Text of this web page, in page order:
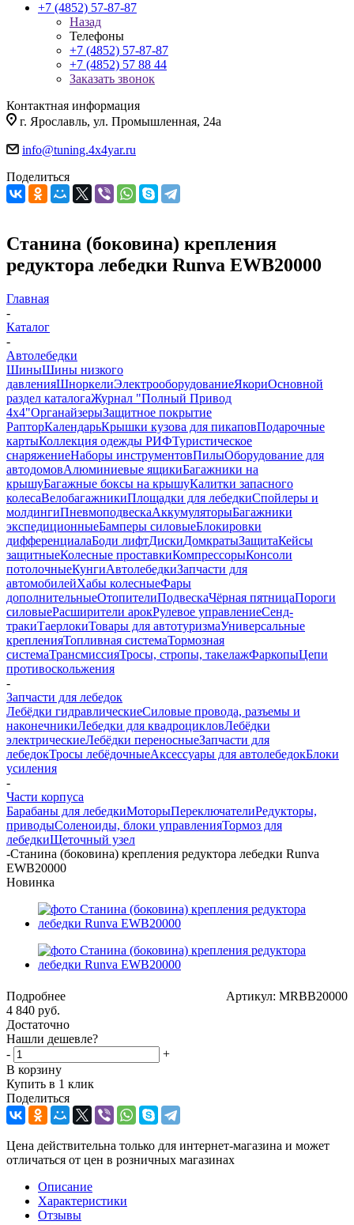
+7 (4852) 57-87-87
Назад
Телефоны
+7 (4852) 57-87-87
+7 (4852) 57 88 44
Заказать звонок
Контактная информация
г. Ярославль, ул. Промышленная, 24а
info@tuning.4x4yar.ru
Поделиться
Станина (боковина) крепления
редуктора лебедки Runva EWB20000
Главная
-
Каталог
-
Автолебедки
ШиныШины низкого
давленияШноркелиЭлектрооборудованиеЯкориОсновной
раздел каталогаЖурнал "Полный Привод
4х4"ОрганайзерыЗащитное покрытие
РапторКалендарьКрышки кузова для пикаповПодарочные
картыКоллекция одежды РИФТуристическое
снаряжениеНаборы инструментовПилыОборудование для
автодомовАлюминиевые ящикиБагажники на
крышуБагажные боксы на крышуКалитки запасного
колесаВелобагажникиПлощадки для лебедкиСпойлеры и
молдингиПневмоподвескаАккумуляторыБагажники
экспедиционныеБамперы силовыеБлокировки
дифференциалаБоди лифтДискиДомкратыЗащитаКейсы
защитныеКолесные проставкиКомпрессорыКонсоли
потолочныеКунгиАвтолебедкиЗапчасти для
автомобилейХабы колесныеФары
дополнительныеОтопителиПодвескаЧёрная пятницаПороги
силовыеРасширители арокРулевое управлениеСенд-
тракиТаерлокиТовары для автотуризмаУниверсальные
крепленияТопливная системаТормозная
системаТрансмиссияТросы, стропы, такелажФаркопыЦепи
противоскольжения
-
Запчасти для лебедок
Лебёдки гидравлическиеСиловые провода, разъемы и
наконечникиЛебедки для квадроцикловЛебёдки
электрическиеЛебёдки переносныеЗапчасти для
лебедокТросы лебёдочныеАксессуары для автолебедокБлоки
усиления
-
Части корпуса
Барабаны для лебедкиМоторыПереключателиРедукторы,
приводыСоленоиды, блоки управленияТормоз для
лебедкиЩеточный узел
-Станина (боковина) крепления редуктора лебедки Runva
EWB20000
Новинка
Артикул: MRBB20000
Подробнее
4 840 руб.
Достаточно
Нашли дешевле?
-
+
В корзину
Купить в 1 клик
Поделиться
Цена действительна только для интернет-магазина и может
отличаться от цен в розничных магазинах
Описание
Характеристики
Отзывы